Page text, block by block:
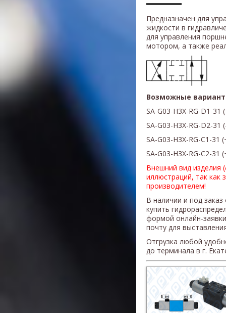
Предназначен для
жидкости в
для управления
мотором, а также
Возможные
SA-G03-H3X-RG-D1-31 (
SA-G03-H3X-RG-D2-31 (
SA-G03-H3X-RG-C1-31 (
SA-G03-H3X-RG-C2-31
Внешний вид изделия
иллюстраций, так как
производителем!
В наличии и под
купить
формой онлайн-
почту для
Отгрузка любой
до терминала в г.